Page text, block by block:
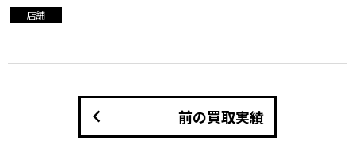
店舗
前の買取実績
keyboard_arrow_left